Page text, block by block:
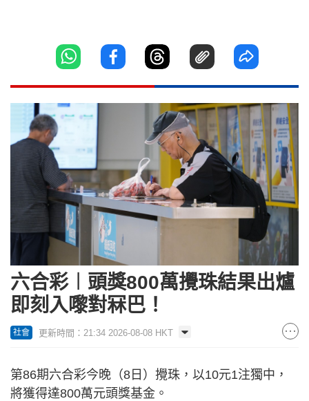
六合彩︱頭獎800萬攪珠結果出爐
即刻入嚟對冧巴！
社會 更新時間：21:34 2026-08-08 HKT
第86期六合彩今晚（8日）攪珠，以10元1注獨中，
將獲得達800萬元頭獎基金。